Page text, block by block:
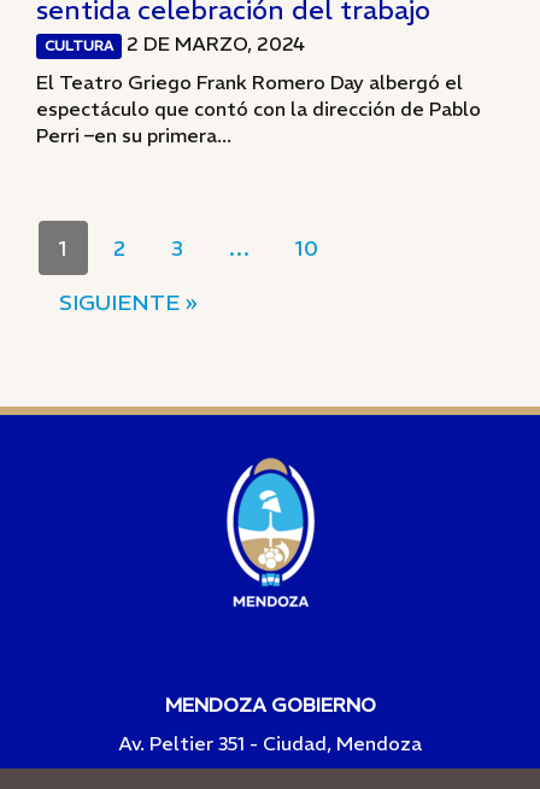
sentida celebración del trabajo
CULTURA
2 DE MARZO, 2024
El Teatro Griego Frank Romero Day albergó el
espectáculo que contó con la dirección de Pablo
Perri –en su primera...
1 2 3 …
10
SIGUIENTE »
MENDOZA GOBIERNO
Av. Peltier 351 - Ciudad, Mendoza